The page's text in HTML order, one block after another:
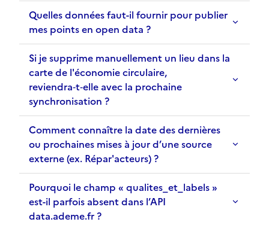
Quelles données faut-il fournir pour publier
mes points en open data ?
Si je supprime manuellement un lieu dans la
carte de l'économie circulaire,
reviendra‑t‑elle avec la prochaine
synchronisation ?
Comment connaître la date des dernières
ou prochaines mises à jour d’une source
externe (ex. Répar'acteurs) ?
Pourquoi le champ « qualites_et_labels »
est-il parfois absent dans l’API
data.ademe.fr ?